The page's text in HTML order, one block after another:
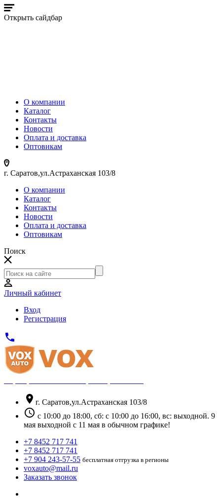
Открыть сайдбар
О компании
Каталог
Контакты
Новости
Оплата и доставка
Оптовикам
г. Саратов,ул.Астраханская 103/8
О компании
Каталог
Контакты
Новости
Оплата и доставка
Оптовикам
Поиск
Личный кабинет
Вход
Регистрация
phone
location_on г. Саратов,ул.Астраханская 103/8
schedule с 10:00 до 18:00, сб: с 10:00 до 16:00, вс: выходной. 9
мая выходной с 11 мая в обычном графике!
+7 8452 717 741
+7 8452 717 741
+7 904 243-57-55 бесплатная отгрузка в регионы
voxauto@mail.ru
Заказать звонок